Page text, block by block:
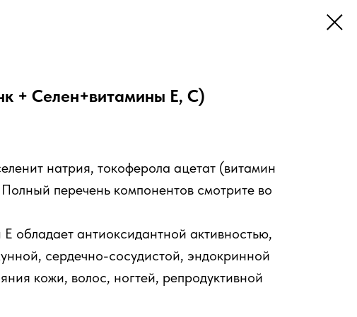
+ Селен+витамины Е, С)
натрия, токоферола ацетат (витамин
перечень компонентов смотрите во
обладает антиоксидантной активностью,
сердечно-сосудистой, эндокринной
кожи, волос, ногтей, репродуктивной